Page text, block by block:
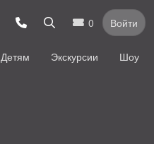
0 Войти
Детям Экскурсии Шоу